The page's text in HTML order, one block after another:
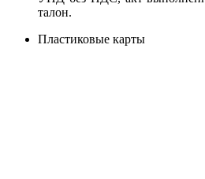
талон.
Пластиковые карты